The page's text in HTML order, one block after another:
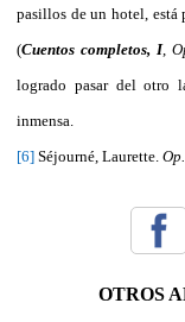
pasillos de un hotel, está
(Cuentos completos, I,
logrado pasar del otro
inmensa.
[6] Séjourné, Laurette.
OTROS